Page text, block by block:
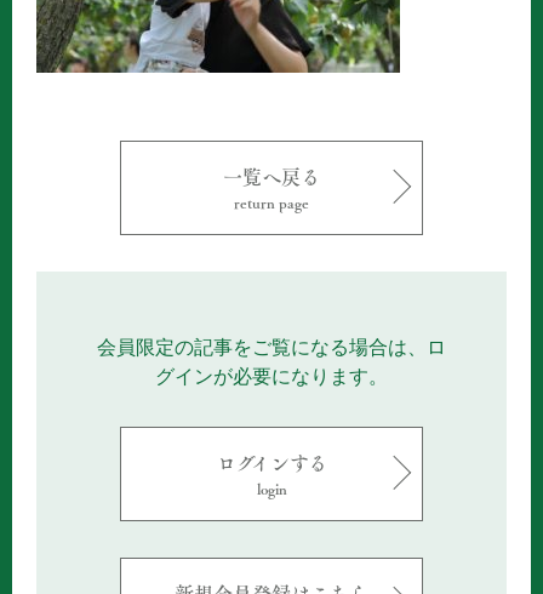
一覧へ戻る
return page
会員限定の記事をご覧になる場合は、ロ
グインが必要になります。
ログインする
login